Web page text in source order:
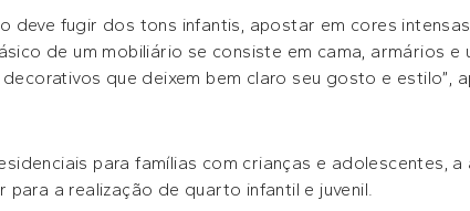
deve fugir dos tons infantis, apostar em cores
de um mobiliário se consiste em cama, armários
que deixem bem claro seu gosto e estilo”,
para famílias com crianças e adolescentes,
a realização de quarto infantil e juvenil.